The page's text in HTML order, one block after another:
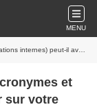
MENU
il avoir sur votre présentation ?
et
sur votre